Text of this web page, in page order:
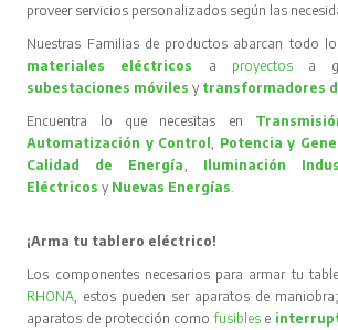
proveer servicios personalizados según las
Nuestras Familias de productos abarcan todo lo
materiales eléctricos
a proyectos
a
subestaciones móvilesy transformadores
Encuentra lo que necesitas en
Automatización y Control, Potencia y
Calidad de Energía, Iluminación
Eléctricos y Nuevas Energías.
¡Arma tu tablero eléctrico!
Los componentes necesarios para armar tu
RHONA, estos pueden ser aparatos de maniobra;
aparatos de protección comofusibles e